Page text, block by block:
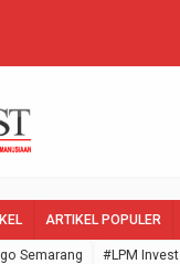
ARTIKEL POPULER
Semarang #LPM Invest